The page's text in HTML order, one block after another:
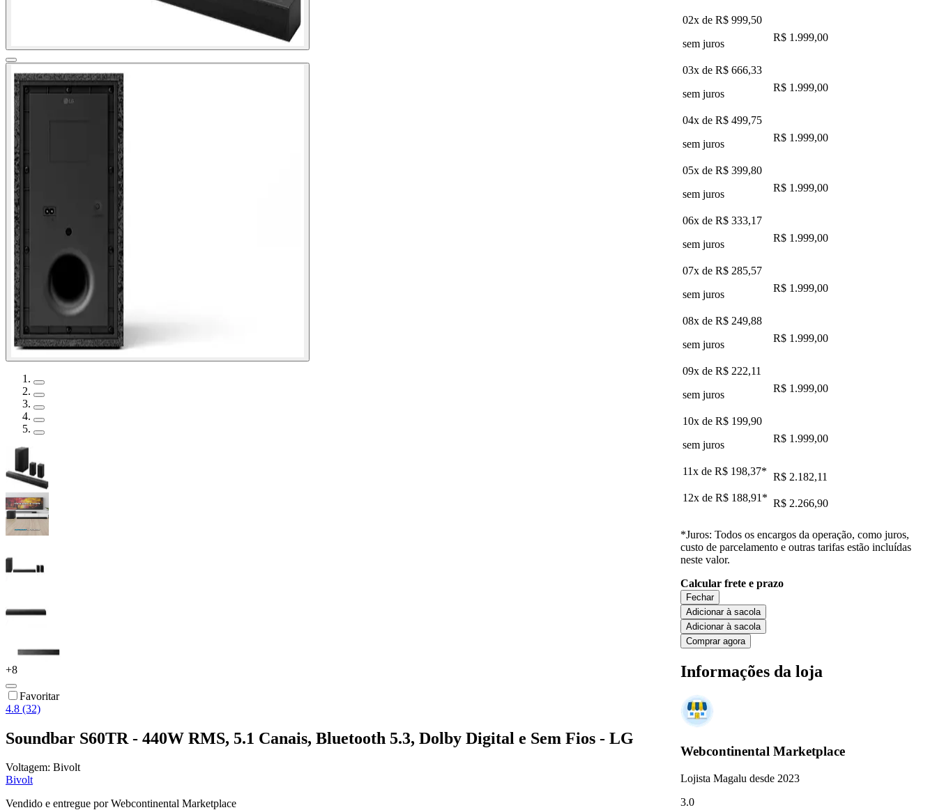
+8
Favoritar
4.8 (32)
Soundbar S60TR - 440W RMS, 5.1 Canais, Bluetooth 5.3, Dolby Digital e Sem Fios - LG
Voltagem: Bivolt
Bivolt
Vendido e entregue por Webcontinental Marketplace
02x de R$ 999,50
sem juros
R$ 1.999,00
03x de R$ 666,33
sem juros
R$ 1.999,00
04x de R$ 499,75
sem juros
R$ 1.999,00
05x de R$ 399,80
sem juros
R$ 1.999,00
06x de R$ 333,17
sem juros
R$ 1.999,00
07x de R$ 285,57
sem juros
R$ 1.999,00
08x de R$ 249,88
sem juros
R$ 1.999,00
09x de R$ 222,11
sem juros
R$ 1.999,00
10x de R$ 199,90
sem juros
R$ 1.999,00
11x de R$ 198,37* R$ 2.182,11
12x de R$ 188,91 * R$ 2.266,90
*Juros: Todos os encargos da operação, como juros,
custo de parcelamento e outras tarifas estão incluídas
neste valor.
Calcular frete e prazo
Fechar
Adicionar à sacola
Adicionar à sacola
Comprar agora
Informações da loja
Webcontinental Marketplace
Lojista Magalu desde 2023
3.0